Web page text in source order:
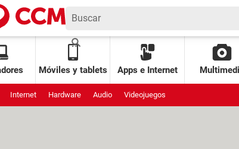
Móviles y tablets Apps e Internet
Internet Hardware Audio Videojuegos